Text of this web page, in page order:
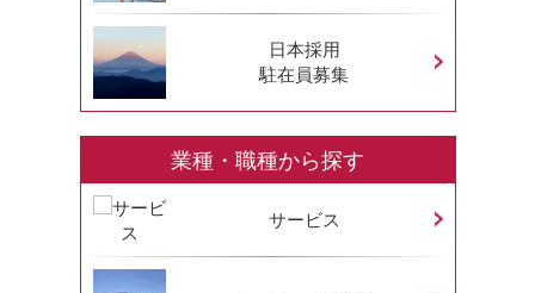
日本採用
駐在員募集
業種・職種から探す
サービス